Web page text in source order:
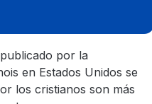
por la
en Estados Unidos se
los cristianos son más